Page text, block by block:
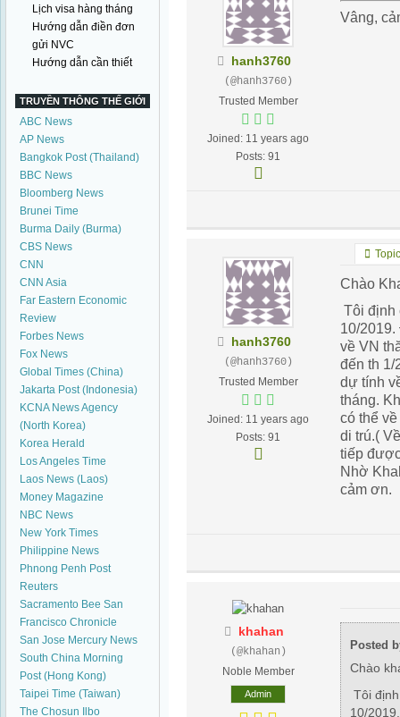
Lịch visa hàng tháng
Hướng dẫn điền đơn
gửi NVC
Hướng dẫn cần thiết
TRUYỀN THÔNG THẾ GIỚI
ABC News
AP News
Bangkok Post (Thailand)
BBC News
Bloomberg News
Brunei Time
Burma Daily (Burma)
CBS News
CNN
CNN Asia
Far Eastern Economic
Review
Forbes News
Fox News
Global Times (China)
Jakarta Post (Indonesia)
KCNA News Agency
(North Korea)
Korea Herald
Los Angeles Time
Laos News (Laos)
Money Magazine
NBC News
New York Times
Philippine News
Phnong Penh Post
Reuters
Sacramento Bee San
Francisco Chronicle
San Jose Mercury News
South China Morning
Post (Hong Kong)
Taipei Time (Taiwan)
The Chosun Ilbo
hanh3760
(@hanh3760)
Trusted Member
Joined: 11 years ago
Posts: 91
Vâng,
hanh3760
(@hanh3760)
Trusted Member
Joined: 11 years ago
Posts: 91
Chào
Tôi định
10/
về VN
đến th 1/
dự tính
tháng.
có thể
di trú.(
tiếp
Nhờ
cảm ơn.
khahan
(@khahan)
Noble Member
Admin
Posted
Chào
Tôi
10/